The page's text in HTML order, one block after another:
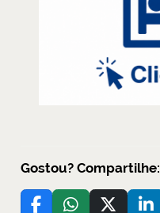
Gostou? Compartilhe: